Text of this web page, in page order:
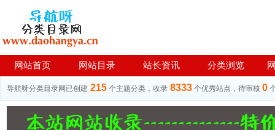
网站首页 网站目录 站长资讯 分类浏览
导航呀分类目录网已创建 215 个主题分类，收录 8333 个优秀站点，待审核 0